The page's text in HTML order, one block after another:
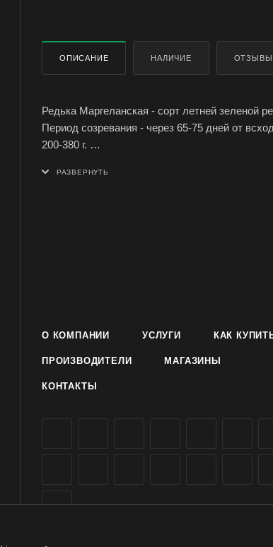
ОПИСАНИЕ НАЛИЧИЕ ОТЗЫВЫ
Редька Маргеланская - сорт летней зеленой
Период созревания - через 65-75 дней от
200-380 г.
хранения.
О КОМПАНИИ УСЛУГИ КАК
ПРОИЗВОДИТЕЛИ МАГАЗИНЫ
КОНТАКТЫ